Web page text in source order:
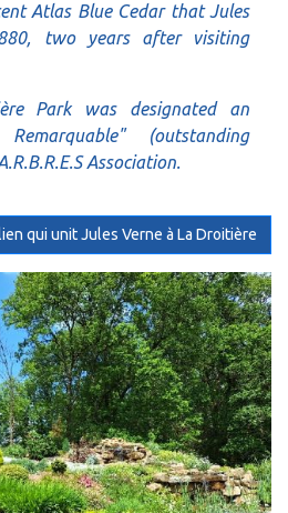
Atlas Blue Cedar that Jules
two years after visiting
Park was designated an
(outstanding
Association.
qui unit Jules Verne à La Droitière